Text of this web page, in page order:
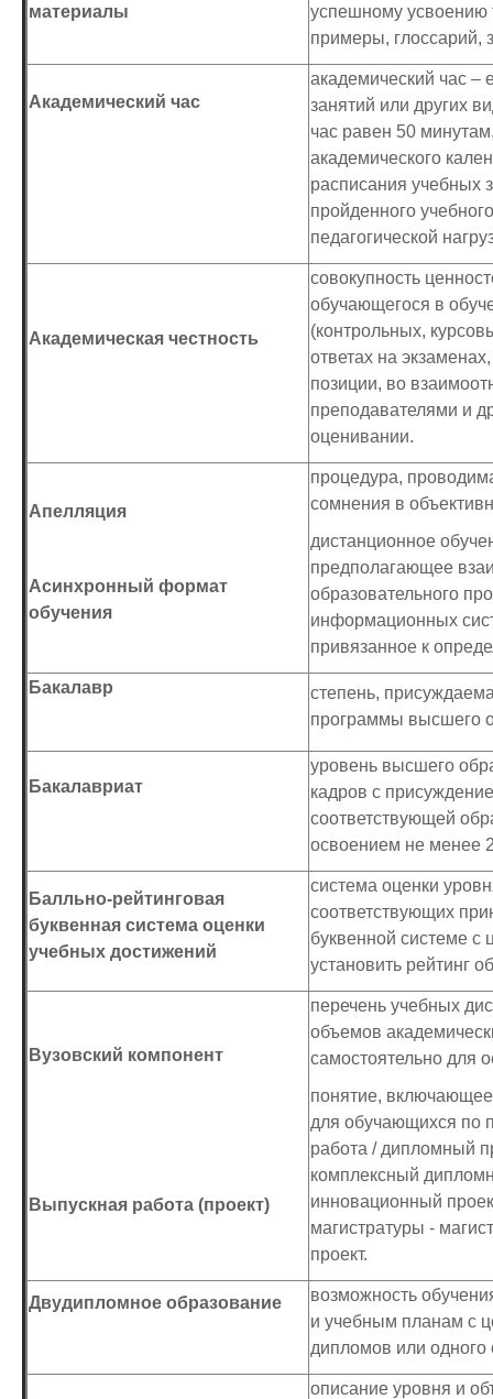
материалы
успешному усвоению
примеры, глоссарий,
Академический час
академический час –
занятий или других
час равен 50
академического
расписания учебных
пройденного
педагогической
Академическая честность
совокупность
обучающегося в
(контрольных,
ответах на
позиции, во
преподавателями и
оценивании.
Апелляция
Асинхронный формат
обучения
процедура,
сомнения в
дистанционное
предполагающее
образовательного
информационных
привязанное к
Бакалавр
степень,
программы высшего
Бакалавриат
уровень высшего
кадров с
соответствующей
освоением не менее
Балльно-рейтинговая
буквенная система оценки
учебных достижений
система оценки
соответствующих
буквенной системе
установить рейтинг
Вузовский компонент
Выпускная работа (проект)
перечень учебных
объемов
самостоятельно для
понятие, включающее
для обучающихся по
работа / дипломный
комплексный
инновационный
магистратуры -
проект.
Двудипломное образование
возможность
и учебным планам с
дипломов или одного
описание уровня и